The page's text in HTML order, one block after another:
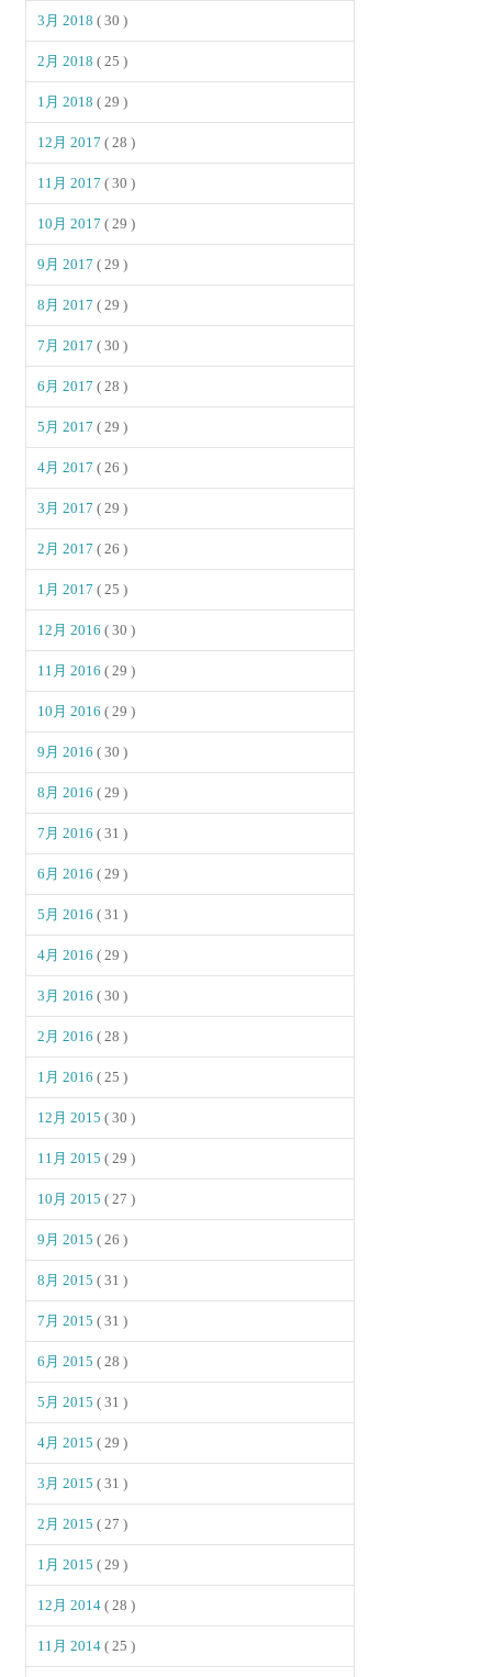
3月 2018( 30 )
2月 2018( 25 )
1月 2018( 29 )
12月 2017( 28 )
11月 2017( 30 )
10月 2017( 29 )
9月 2017( 29 )
8月 2017( 29 )
7月 2017( 30 )
6月 2017( 28 )
5月 2017( 29 )
4月 2017( 26 )
3月 2017( 29 )
2月 2017( 26 )
1月 2017( 25 )
12月 2016( 30 )
11月 2016( 29 )
10月 2016( 29 )
9月 2016( 30 )
8月 2016( 29 )
7月 2016( 31 )
6月 2016( 29 )
5月 2016( 31 )
4月 2016( 29 )
3月 2016( 30 )
2月 2016( 28 )
1月 2016( 25 )
12月 2015( 30 )
11月 2015( 29 )
10月 2015( 27 )
9月 2015( 26 )
8月 2015( 31 )
7月 2015( 31 )
6月 2015( 28 )
5月 2015( 31 )
4月 2015( 29 )
3月 2015( 31 )
2月 2015( 27 )
1月 2015( 29 )
12月 2014( 28 )
11月 2014( 25 )